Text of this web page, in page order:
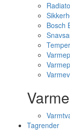
Bosch
Tagrender